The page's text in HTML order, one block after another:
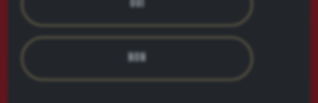
Oui
Non